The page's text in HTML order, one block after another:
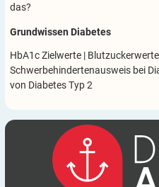
das?
Grundwissen Diabetes
HbA1c Zielwerte |
Schwerbehindertenausweis bei
von Diabetes Typ 2